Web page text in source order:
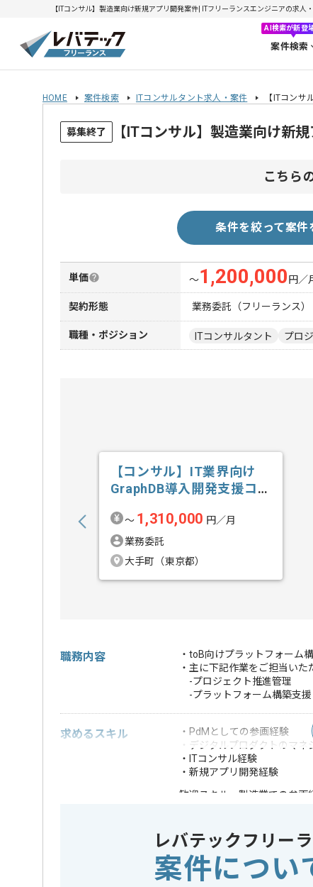
【ITコンサル】製造業向け新規アプリ開発案件| ITフリーランスエンジニアの求
AI検索が新登
案件検索
HOME 案件検索 ITコンサルタント求人・案件 【ITコンサ
募集終了 【ITコンサル】製造業向け新
こちら
条件を絞って案件
単価 〜1,200,000 円／
契約形態 業務委託（フリーランス）
職種・ポジション ITコンサルタント プロ
【コンサル】IT業界向け
GraphDB導入開発支援コン
〜 1,310,000 円／月
業務委託
大手町（東京都）
職務内容
・toB向けプラットフォーム
・主に下記作業をご担当いた
-プロジェクト推進管理
-プラットフォーム構築支援
求めるスキル
・PdMとしての参画経験
・デジタルプロダクトのマ
・ITコンサル経験
・新規アプリ開発経験
歓迎スキル
・製造業での参画
※上記に似た経験やスキルをお持
この案件のポイント 業務内容
ベンダ
特徴
20代活
レバテックフリー
案件につい